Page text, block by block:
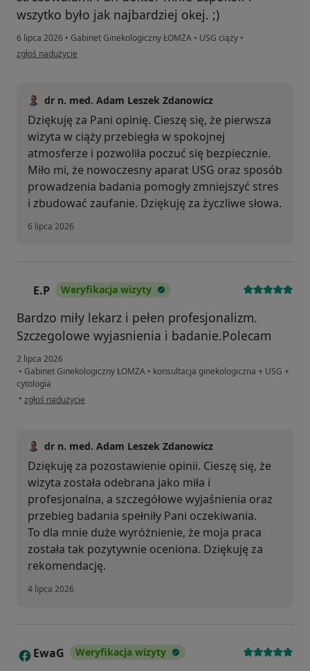
wszytko było jak najbardziej okej. ;)
6 lipca 2026 • Gabinet Ginekologiczny ŁOMŻA • USG ciąży •
w opinii użytkownika Gabriela
zgłoś nadużycie
dr n. med. Adam Leszek Zdanowicz
Dziękuję za Pani opinię. Cieszę się, że pierwsza
wizyta w ciąży przebiegła w spokojnej
atmosferze i pozwoliła poczuć się bezpiecznie.
Miło mi, że nowoczesny aparat USG oraz sposób
prowadzenia badania pomogły zmniejszyć stres
i zbudować zaufanie. Dziękuję za życzliwe słowa.
6 lipca 2026
E.P Weryfikacja wizyty
Bardzo miły lekarz i pełen profesjonalizm.
Szczegolowe wyjasnienia i badanie.Polecam
2 lipca 2026
• Gabinet Ginekologiczny ŁOMŻA • konsultacja ginekologiczna + USG +
cytologia
• w opinii użytkownika E.P
zgłoś nadużycie
dr n. med. Adam Leszek Zdanowicz
Dziękuję za pozostawienie opinii. Cieszę się, że
wizyta została odebrana jako miła i
profesjonalna, a szczegółowe wyjaśnienia oraz
przebieg badania spełniły Pani oczekiwania.
To dla mnie duże wyróżnienie, że moja praca
została tak pozytywnie oceniona. Dziękuję za
rekomendację.
4 lipca 2026
E EwaG Weryfikacja wizyty